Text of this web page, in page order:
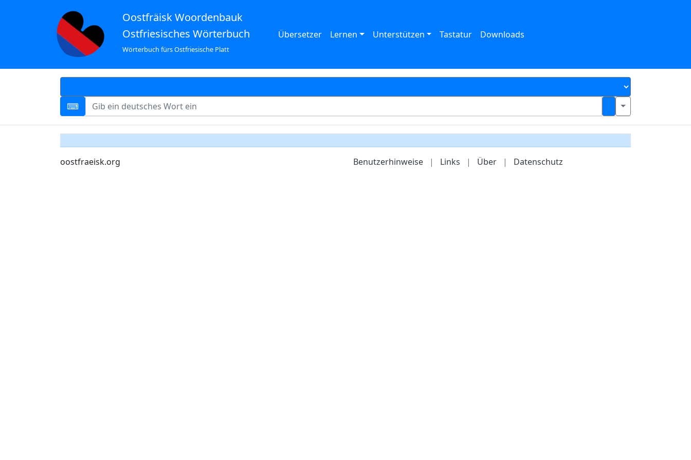
Oostfräisk Woordenbauk
Ostfriesisches Wörterbuch
Wörterbuch fürs Ostfriesische Platt
Übersetzer Lernen Unterstützen Tastatur Downloads
oostfraeisk.org Benutzerhinweise | Links | Über | Datenschutz